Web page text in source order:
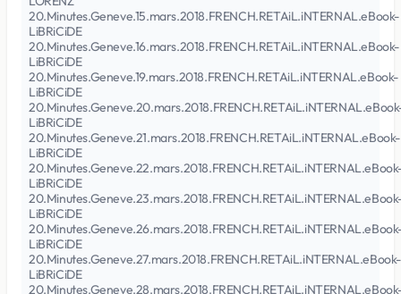
20.Minutes.Geneve.15.mars.2018.FRENCH.RETAiL.iNTERNAL.eBook-
LiBRiCiDE
20.Minutes.Geneve.16.mars.2018.FRENCH.RETAiL.iNTERNAL.eBook-
LiBRiCiDE
20.Minutes.Geneve.19.mars.2018.FRENCH.RETAiL.iNTERNAL.eBook-
LiBRiCiDE
LiBRiCiDE
20.Minutes.Geneve.21.mars.2018.FRENCH.RETAiL.iNTERNAL.eBook-
LiBRiCiDE
LiBRiCiDE
LiBRiCiDE
LiBRiCiDE
20.Minutes.Geneve.27.mars.2018.FRENCH.RETAiL.iNTERNAL.eBook-
LiBRiCiDE